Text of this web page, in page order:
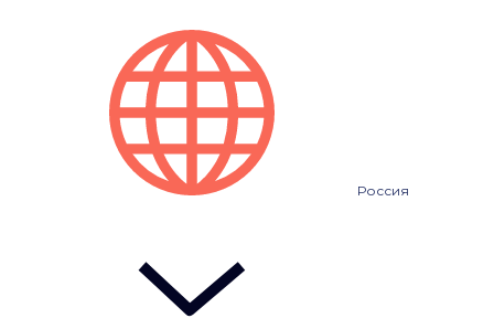
Россия